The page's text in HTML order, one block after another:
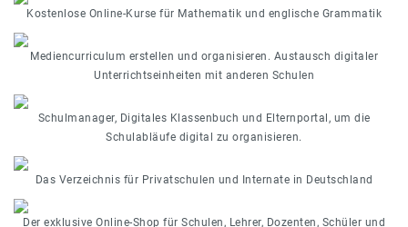
Kostenlose Online-Kurse für Mathematik und englische Grammatik
Mediencurriculum erstellen und organisieren. Austausch digitaler
Unterrichtseinheiten mit anderen Schulen
Schulmanager, Digitales Klassenbuch und Elternportal, um die
Schulabläufe digital zu organisieren.
Das Verzeichnis für Privatschulen und Internate in Deutschland
Der exklusive Online-Shop für Schulen, Lehrer, Dozenten, Schüler und